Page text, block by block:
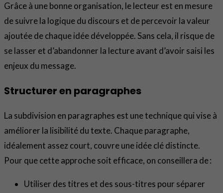
Grâce à une bonne organisation, le lecteur est en mesure
de suivre la logique du discours et de percevoir la valeur
ajoutée de chaque idée développée. Sans cela, il risque de
se lasser et d’abandonner la lecture avant d’avoir saisi les
enjeux du message.
Structurer en paragraphes
La subdivision en paragraphes est une technique qui vise à
améliorer la lisibilité du texte. Chaque paragraphe,
idéalement assez court, couvre une idée clé distincte.
Pour que cette approche soit efficace, on conseillera de :
Utiliser des titres et des sous-titres pour séparer